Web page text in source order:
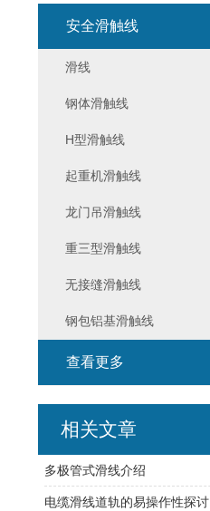
安全滑触线
滑线
钢体滑触线
H型滑触线
起重机滑触线
龙门吊滑触线
重三型滑触线
无接缝滑触线
钢包铝基滑触线
查看更多
相关文章
​多极管式滑线介绍
电缆滑线道轨的易操作性探讨